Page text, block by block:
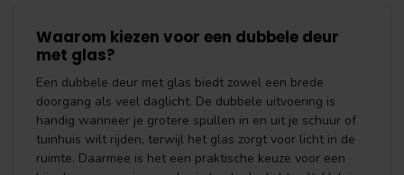
Waarom kiezen voor een dubbele deur
met glas?
Een dubbele deur met glas biedt zowel een brede
doorgang als veel daglicht. De dubbele uitvoering is
handig wanneer je grotere spullen in en uit je schuur of
tuinhuis wilt rijden, terwijl het glas zorgt voor licht in de
ruimte. Daarmee is het een praktische keuze voor een